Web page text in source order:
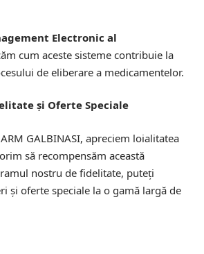
Electronic al
cum aceste sisteme contribuie la
de eliberare a medicamentelor.
și Oferte Speciale
GALBINASI, apreciem loialitatea
să recompensăm această
nostru de fidelitate, puteți
și oferte speciale la o gamă largă de